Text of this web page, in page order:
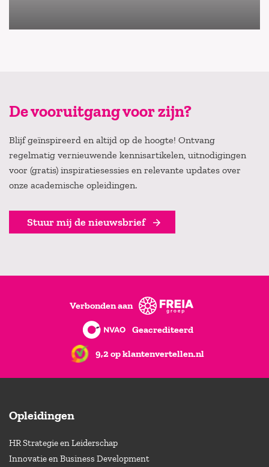
De vooruitgang voor zijn?
Blijf geïnspireerd en altijd op de hoogte! Ontvang
regelmatig vernieuwende kennisartikelen, uitnodigingen
voor (gratis) inspiratiesessies en relevante updates over
onze academische opleidingen.
Stuur mij de nieuwsbrief
Verbonden aan
Geacrediteerd
9,2 op klantenvertellen.nl
Opleidingen
HR Strategie en Leiderschap
Innovatie en Business Development